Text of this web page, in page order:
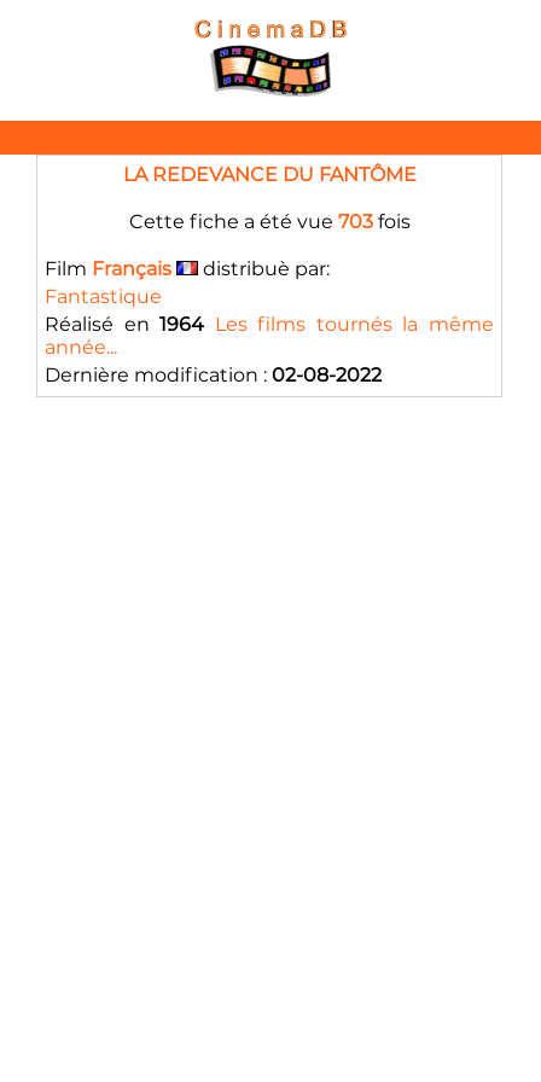
LA REDEVANCE DU FANTÔME
Cette fiche a été vue 703fois
Film Français
distribuè par:
Fantastique
Réalisé en1964 Les films tournés la même
année...
Dernière modification : 02-08-2022